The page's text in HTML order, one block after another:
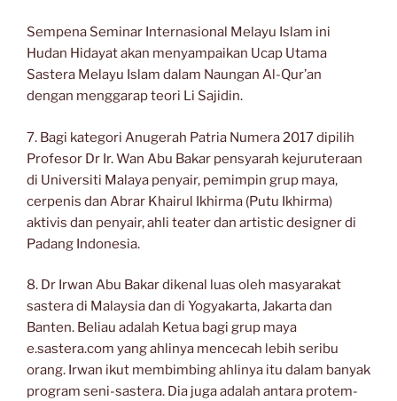
Sempena Seminar Internasional Melayu Islam ini
Hudan Hidayat akan menyampaikan Ucap Utama
Sastera Melayu Islam dalam Naungan Al-Qur’an
dengan menggarap teori Li Sajidin.
7. Bagi kategori Anugerah Patria Numera 2017 dipilih
Profesor Dr Ir. Wan Abu Bakar pensyarah kejuruteraan
di Universiti Malaya penyair, pemimpin grup maya,
cerpenis dan Abrar Khairul Ikhirma (Putu Ikhirma)
aktivis dan penyair, ahli teater dan artistic designer di
Padang Indonesia.
8. Dr Irwan Abu Bakar dikenal luas oleh masyarakat
sastera di Malaysia dan di Yogyakarta, Jakarta dan
Banten. Beliau adalah Ketua bagi grup maya
e.sastera.com yang ahlinya mencecah lebih seribu
orang. Irwan ikut membimbing ahlinya itu dalam banyak
program seni-sastera. Dia juga adalah antara protem-